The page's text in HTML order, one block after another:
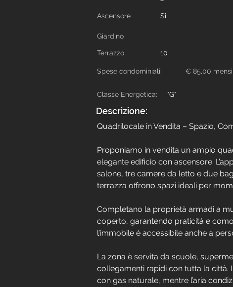
Ascensore Si
Giardino
Terrazzo 10
€ 85,00
Spese condominiali:
Classe Energetica: "G"
Descrizione:
Quadrilocale in Vendita – Spazio,
Proponiamo in vendita un ampio
elegante edificio con ascensore.
salone, tre camere da letto e due
terrazza offrono spazi ideali per
Completano la proprietà armadi a
coperto, garantendo praticità e
l’immobile è accessibile anche a
La zona è servita da scuole,
collegamenti rapidi con tutta la
con gas naturale, mentre l’aria